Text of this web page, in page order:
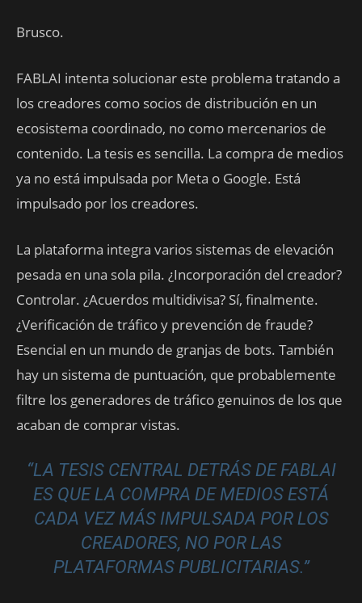
Brusco.
FABLAI intenta solucionar este problema tratando a
los creadores como socios de distribución en un
ecosistema coordinado, no como mercenarios de
contenido. La tesis es sencilla. La compra de medios
ya no está impulsada por Meta o Google. Está
impulsado por los creadores.
La plataforma integra varios sistemas de elevación
pesada en una sola pila. ¿Incorporación del creador?
Controlar. ¿Acuerdos multidivisa? Sí, finalmente.
¿Verificación de tráfico y prevención de fraude?
Esencial en un mundo de granjas de bots. También
hay un sistema de puntuación, que probablemente
filtre los generadores de tráfico genuinos de los que
acaban de comprar vistas.
“LA TESIS CENTRAL DETRÁS DE FABLAI
ES QUE LA COMPRA DE MEDIOS ESTÁ
CADA VEZ MÁS IMPULSADA POR LOS
CREADORES, NO POR LAS
PLATAFORMAS PUBLICITARIAS.”